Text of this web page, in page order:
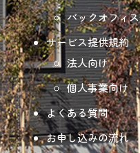
バックオフィ
サービス提供規約
法人向け
個人事業向け
よくある質問
お申し込みの流れ